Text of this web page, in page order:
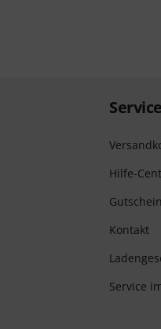
Service
Hilfe-
Kontakt
Service